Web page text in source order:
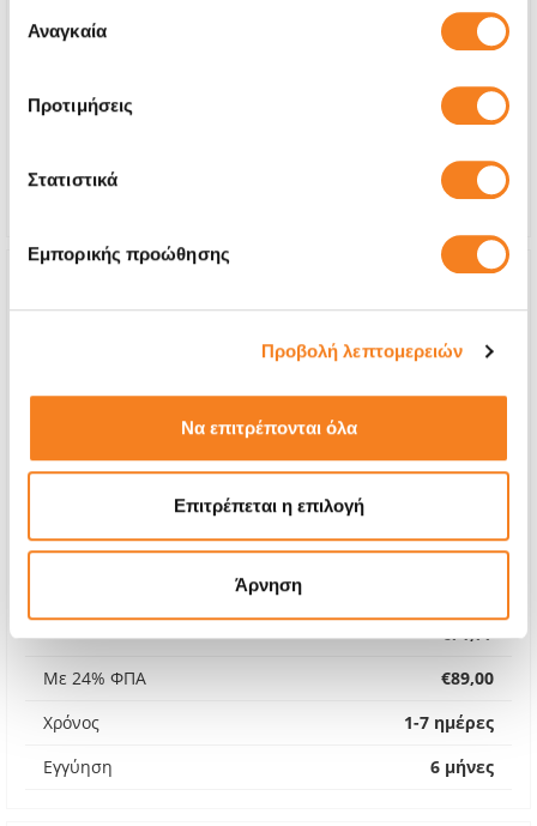
των υπηρεσιών τους.
συγκατάθεσης
Αναγκαία
Προτιμήσεις
Στατιστικά
Εμπορικής προώθησης
Προβολή λεπτομερειών
Να επιτρέπονται όλα
Επιτρέπεται η επιλογή
Άρνηση
Με 24% ΦΠΑ
Εγγύηση
6 μήνες
Αυθεντικά Ηχεία Apple
€71,77
Με 24% ΦΠΑ
€89,00
Χρόνος
1-7 ημέρες
Εγγύηση
6 μήνες